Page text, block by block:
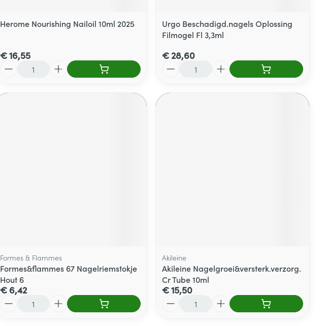
Herome Nourishing Nailoil 10ml 2025
€ 16,55
Urgo Beschadigd.nagels Oplossing
Filmogel Fl 3,3ml
€ 28,60
Formes & Flammes
Formes&flammes 67 Nagelriemstokje
Hout 6
€ 6,42
Akileine
Akileine Nagelgroei&versterk.verzorg.
Cr Tube 10ml
€ 15,50